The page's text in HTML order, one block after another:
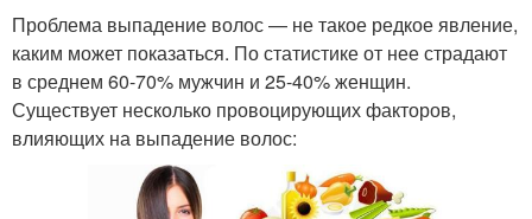
Проблема выпадение волос — не такое редкое явление,
каким может показаться. По статистике от нее страдают
в среднем 60-70% мужчин и 25-40% женщин.
Существует несколько провоцирующих факторов,
влияющих на выпадение волос: